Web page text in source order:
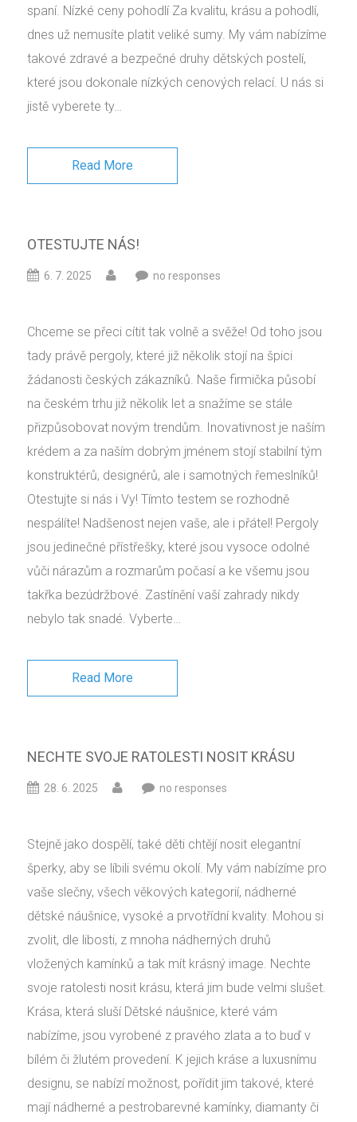
spaní. Nízké ceny pohodlí Za kvalitu, krásu a pohodlí,
dnes už nemusíte platit veliké sumy. My vám nabízíme
takové zdravé a bezpečné druhy dětských postelí,
které jsou dokonale nízkých cenových relací. U nás si
jistě vyberete ty…
Read More
OTESTUJTE NÁS!
6. 7. 2025 no responses
Chceme se přeci cítit tak volně a svěže! Od toho jsou
tady právě pergoly, které již několik stojí na špici
žádanosti českých zákazníků. Naše firmička působí
na českém trhu již několik let a snažíme se stále
přizpůsobovat novým trendům. Inovativnost je naším
krédem a za naším dobrým jménem stojí stabilní tým
konstruktérů, designérů, ale i samotných řemeslníků!
Otestujte si nás i Vy! Tímto testem se rozhodně
nespálíte! Nadšenost nejen vaše, ale i přátel! Pergoly
jsou jedinečné přístřešky, které jsou vysoce odolné
vůči nárazům a rozmarům počasí a ke všemu jsou
takřka bezúdržbové. Zastínění vaší zahrady nikdy
nebylo tak snadé. Vyberte…
Read More
NECHTE SVOJE RATOLESTI NOSIT KRÁSU
28. 6. 2025 no responses
Stejně jako dospělí, také děti chtějí nosit elegantní
šperky, aby se líbili svému okolí. My vám nabízíme pro
vaše slečny, všech věkových kategorií, nádherné
dětské náušnice, vysoké a prvotřídní kvality. Mohou si
zvolit, dle libosti, z mnoha nádherných druhů
vložených kamínků a tak mít krásný image. Nechte
svoje ratolesti nosit krásu, která jim bude velmi slušet.
Krása, která sluší Dětské náušnice, které vám
nabízíme, jsou vyrobené z pravého zlata a to buď v
bílém či žlutém provedení. K jejich kráse a luxusnímu
designu, se nabízí možnost, pořídit jim takové, které
mají nádherné a pestrobarevné kamínky, diamanty či